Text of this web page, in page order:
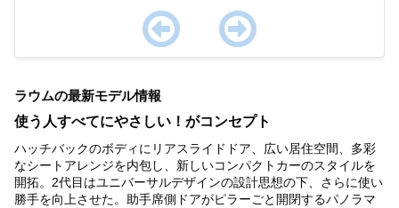
of
0
ラウムの最新モデル情報
使う人すべてにやさしい！がコンセプト
ハッチバックのボディにリアスライドドア、広い居住空間、多彩
なシートアレンジを内包し、新しいコンパクトカーのスタイルを
開拓。2代目はユニバーサルデザインの設計思想の下、さらに使い
勝手を向上させた。助手席側ドアがピラーごと開閉するパノラマ